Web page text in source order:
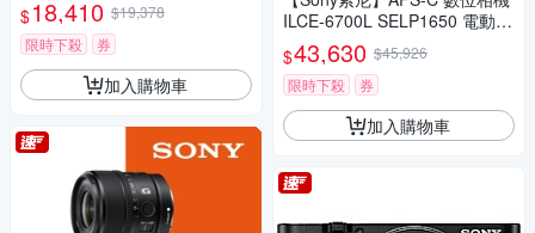
$18,410 $19,378
限時下殺
券
加入購物車
ILCE-6700L SELP1650 電動變
焦鏡組(公司貨 保固18+6個月)
$43,630 $45,926
限時下殺
券
加入購物車